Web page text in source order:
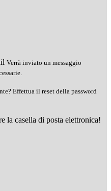
Verrà inviato un messaggio
Effettua il reset della password
la casella di posta elettronica!